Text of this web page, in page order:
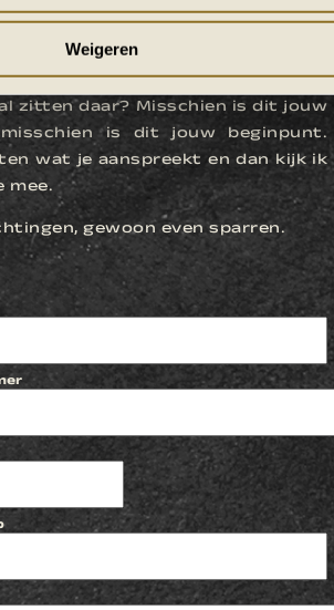
Weigeren
zitten daar? Misschien is dit jouw
is dit jouw beginpunt.
wat je aanspreekt en dan kijk ik
mee.
gewoon even sparren.